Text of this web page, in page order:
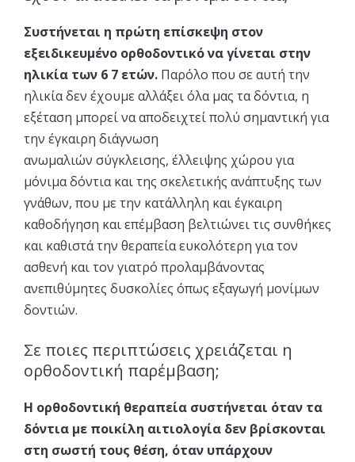
Συστήνεται η πρώτη επίσκεψη στον
εξειδικευμένο ορθοδοντικό να γίνεται στην
ηλικία των 6 7 ετών. Παρόλο που σε αυτή την
ηλικία δεν έχουμε αλλάξει όλα μας τα δόντια, η
εξέταση μπορεί να αποδειχτεί πολύ σημαντική για
την έγκαιρη διάγνωση
ανωμαλιών σύγκλεισης, έλλειψης χώρου για
μόνιμα δόντια και της σκελετικής ανάπτυξης των
γνάθων, που με την κατάλληλη και έγκαιρη
καθοδήγηση και επέμβαση βελτιώνει τις συνθήκες
και καθιστά την θεραπεία ευκολότερη για τον
ασθενή και τον γιατρό προλαμβάνοντας
ανεπιθύμητες δυσκολίες όπως εξαγωγή μονίμων
δοντιών.
Σε ποιες περιπτώσεις χρειάζεται η
ορθοδοντική παρέμβαση;
Η ορθοδοντική θεραπεία συστήνεται όταν τα
δόντια με ποικίλη αιτιολογία δεν βρίσκονται
στη σωστή τους θέση, όταν υπάρχουν